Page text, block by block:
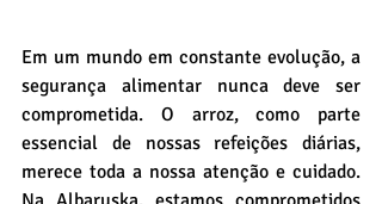
Em um mundo em constante evolução, a
segurança alimentar nunca deve ser
comprometida. O arroz, como parte
essencial de nossas refeições diárias,
merece toda a nossa atenção e cuidado.